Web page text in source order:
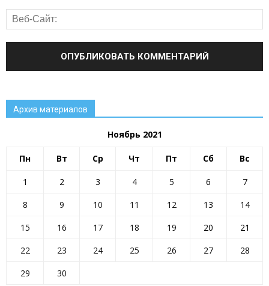
Архив материалов
Ноябрь 2021
Пн Вт Ср Чт Пт Сб Вс
1 2 3 4 5 6
7
8
9 10 11 12 13
14
15
16 17 18 19 20
21
22
23 24 25 26 27
28
29
30